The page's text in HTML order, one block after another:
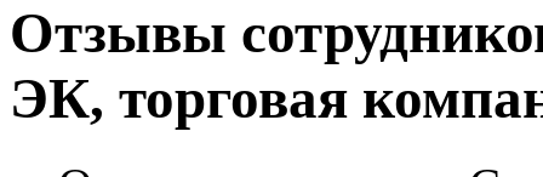
Отзывы
ЭК, торговая